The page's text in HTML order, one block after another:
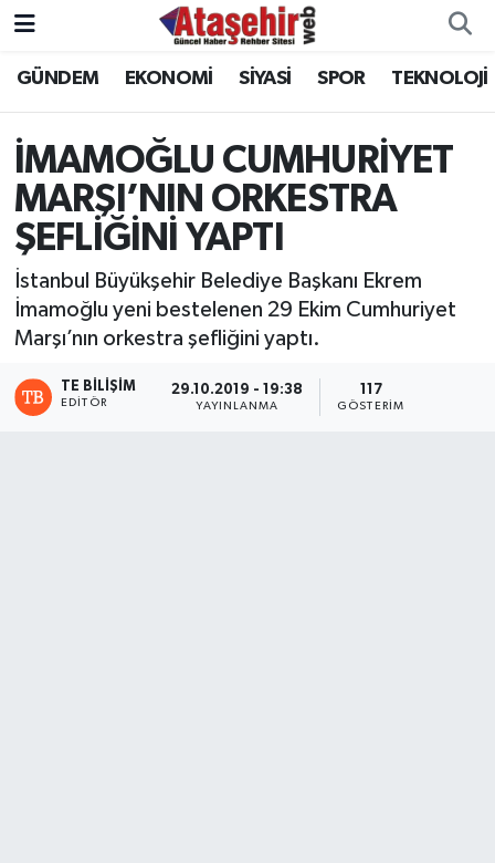
GÜNDEM EKONOMİ SİYASİ SPOR TEKNOLOJİ
İMAMOĞLU CUMHURİYET
MARŞI’NIN ORKESTRA
ŞEFLİĞİNİ YAPTI
İstanbul Büyükşehir Belediye Başkanı Ekrem
İmamoğlu yeni bestelenen 29 Ekim Cumhuriyet
Marşı’nın orkestra şefliğini yaptı.
TE BILIŞIM
EDITÖR
29.10.2019 - 19:38
YAYINLANMA
117
GÖSTERIM
Hava Durumu
Trafik Durumu
Süper Lig Puan Durumu ve Fikstür
Tüm Manşetler
Son Dakika Haberleri